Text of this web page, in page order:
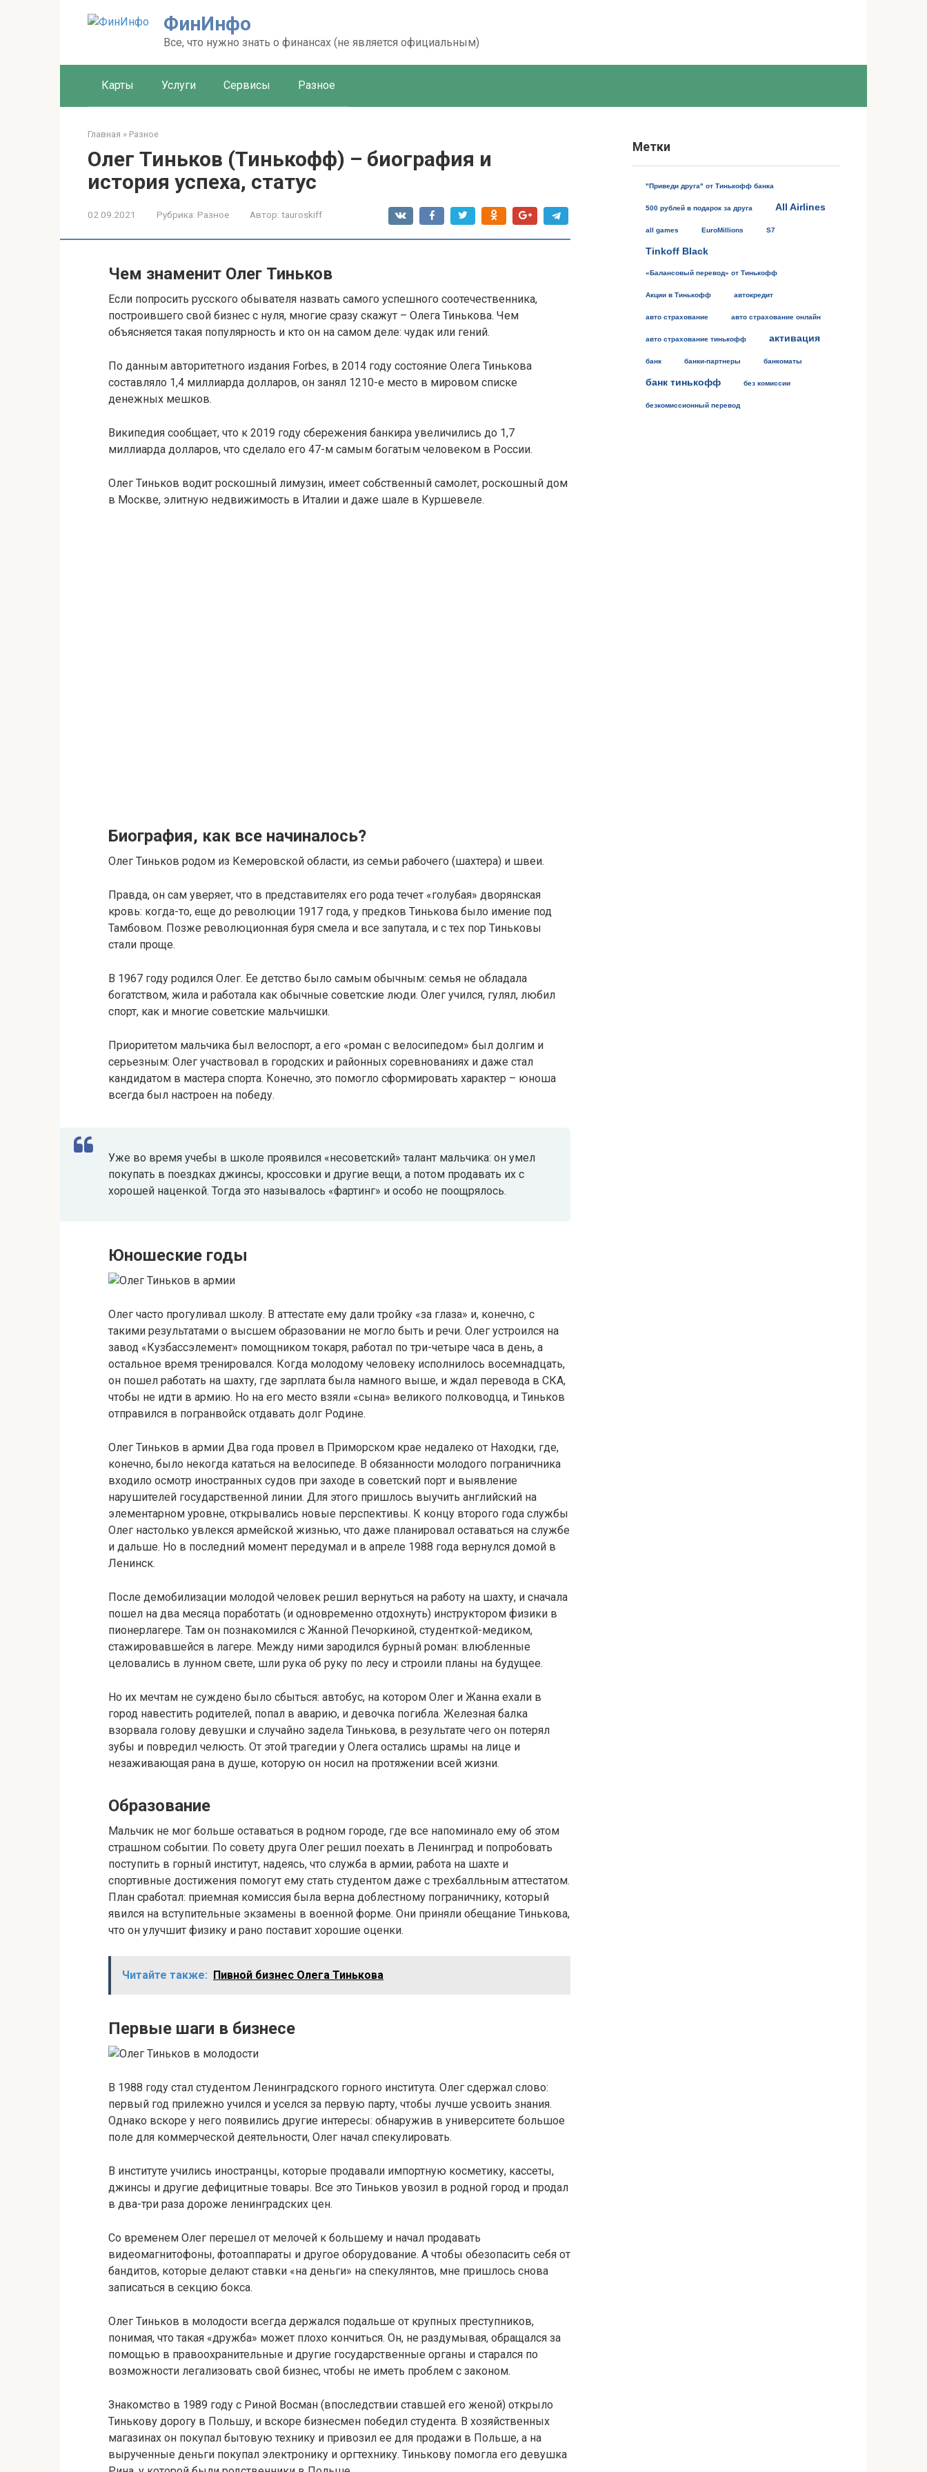
ФинИнфо
Все, что нужно знать о финансах (не является официальным)
Карты Услуги Сервисы Разное
Главная » Разное
Олег Тиньков (Тинькофф) – биография и
история успеха, статус
02.09.2021 Рубрика: Разное Автор: tauroskiff
Чем знаменит Олег Тиньков
Если попросить русского обывателя назвать самого успешного соотечественника,
построившего свой бизнес с нуля, многие сразу скажут – Олега Тинькова. Чем
объясняется такая популярность и кто он на самом деле: чудак или гений.
По данным авторитетного издания Forbes, в 2014 году состояние Олега Тинькова
составляло 1,4 миллиарда долларов, он занял 1210-е место в мировом списке
денежных мешков.
Википедия сообщает, что к 2019 году сбережения банкира увеличились до 1,7
миллиарда долларов, что сделало его 47-м самым богатым человеком в России.
Олег Тиньков водит роскошный лимузин, имеет собственный самолет, роскошный дом
в Москве, элитную недвижимость в Италии и даже шале в Куршевеле.
Биография, как все начиналось?
Олег Тиньков родом из Кемеровской области, из семьи рабочего (шахтера) и швеи.
Правда, он сам уверяет, что в представителях его рода течет «голубая» дворянская
кровь: когда-то, еще до революции 1917 года, у предков Тинькова было имение под
Тамбовом. Позже революционная буря смела и все запутала, и с тех пор Тиньковы
стали проще.
В 1967 году родился Олег. Ее детство было самым обычным: семья не обладала
богатством, жила и работала как обычные советские люди. Олег учился, гулял, любил
спорт, как и многие советские мальчишки.
Приоритетом мальчика был велоспорт, а его «роман с велосипедом» был долгим и
серьезным: Олег участвовал в городских и районных соревнованиях и даже стал
кандидатом в мастера спорта. Конечно, это помогло сформировать характер – юноша
всегда был настроен на победу.
Уже во время учебы в школе проявился «несоветский» талант мальчика: он умел
покупать в поездках джинсы, кроссовки и другие вещи, а потом продавать их с
хорошей наценкой. Тогда это называлось «фартинг» и особо не поощрялось.
Юношеские годы
Олег часто прогуливал школу. В аттестате ему дали тройку «за глаза» и, конечно, с
такими результатами о высшем образовании не могло быть и речи. Олег устроился на
завод «Кузбассэлемент» помощником токаря, работал по три-четыре часа в день, а
остальное время тренировался. Когда молодому человеку исполнилось восемнадцать,
он пошел работать на шахту, где зарплата была намного выше, и ждал перевода в СКА,
чтобы не идти в армию. Но на его место взяли «сына» великого полководца, и Тиньков
отправился в погранвойск отдавать долг Родине.
Олег Тиньков в армии Два года провел в Приморском крае недалеко от Находки, где,
конечно, было некогда кататься на велосипеде. В обязанности молодого пограничника
входило осмотр иностранных судов при заходе в советский порт и выявление
нарушителей государственной линии. Для этого пришлось выучить английский на
элементарном уровне, открывались новые перспективы. К концу второго года службы
Олег настолько увлекся армейской жизнью, что даже планировал оставаться на службе
и дальше. Но в последний момент передумал и в апреле 1988 года вернулся домой в
Ленинск.
После демобилизации молодой человек решил вернуться на работу на шахту, и сначала
пошел на два месяца поработать (и одновременно отдохнуть) инструктором физики в
пионерлагере. Там он познакомился с Жанной Печоркиной, студенткой-медиком,
стажировавшейся в лагере. Между ними зародился бурный роман: влюбленные
целовались в лунном свете, шли рука об руку по лесу и строили планы на будущее.
Но их мечтам не суждено было сбыться: автобус, на котором Олег и Жанна ехали в
город навестить родителей, попал в аварию, и девочка погибла. Железная балка
взорвала голову девушки и случайно задела Тинькова, в результате чего он потерял
зубы и повредил челюсть. От этой трагедии у Олега остались шрамы на лице и
незаживающая рана в душе, которую он носил на протяжении всей жизни.
Образование
Мальчик не мог больше оставаться в родном городе, где все напоминало ему об этом
страшном событии. По совету друга Олег решил поехать в Ленинград и попробовать
поступить в горный институт, надеясь, что служба в армии, работа на шахте и
спортивные достижения помогут ему стать студентом даже с трехбалльным аттестатом.
План сработал: приемная комиссия была верна доблестному пограничнику, который
явился на вступительные экзамены в военной форме. Они приняли обещание Тинькова,
что он улучшит физику и рано поставит хорошие оценки.
Читайте также: Пивной бизнес Олега Тинькова
Первые шаги в бизнесе
В 1988 году стал студентом Ленинградского горного института. Олег сдержал слово:
первый год прилежно учился и уселся за первую парту, чтобы лучше усвоить знания.
Однако вскоре у него появились другие интересы: обнаружив в университете большое
поле для коммерческой деятельности, Олег начал спекулировать.
В институте учились иностранцы, которые продавали импортную косметику, кассеты,
джинсы и другие дефицитные товары. Все это Тиньков увозил в родной город и продал
в два-три раза дороже ленинградских цен.
Со временем Олег перешел от мелочей к большему и начал продавать
видеомагнитофоны, фотоаппараты и другое оборудование. А чтобы обезопасить себя от
бандитов, которые делают ставки «на деньги» на спекулянтов, мне пришлось снова
записаться в секцию бокса.
Олег Тиньков в молодости всегда держался подальше от крупных преступников,
понимая, что такая «дружба» может плохо кончиться. Он, не раздумывая, обращался за
помощью в правоохранительные и другие государственные органы и старался по
возможности легализовать свой бизнес, чтобы не иметь проблем с законом.
Знакомство в 1989 году с Риной Восман (впоследствии ставшей его женой) открыло
Тинькову дорогу в Польшу, и вскоре бизнесмен победил студента. В хозяйственных
магазинах он покупал бытовую технику и привозил ее для продажи в Польше, а на
вырученные деньги покупал электронику и оргтехнику. Тинькову помогла его девушка
Метки
"Приведи друга" от Тинькофф банка
500 рублей в подарок за друга All Airlines
all games EuroMillions S7
Tinkoff Black
«Балансовый перевод» от Тинькофф
Акции в Тинькофф автокредит
авто страхование авто страхование онлайн
авто страхование тинькофф активация
банк банки-партнеры банкоматы
банк тинькофф без комиссии
безкомиссионный перевод